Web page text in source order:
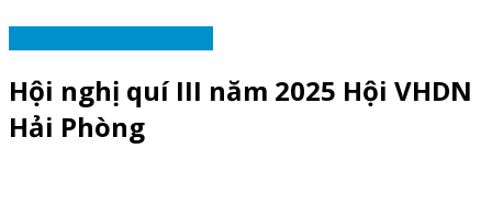
Hội nghị quí III năm 2025 Hội VHDN
Hải Phòng